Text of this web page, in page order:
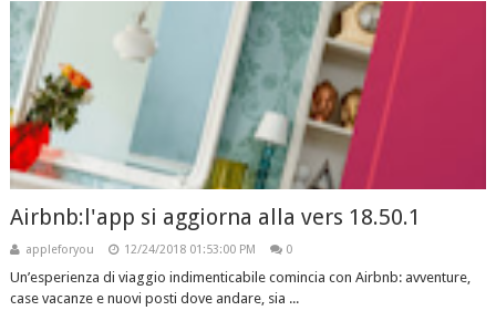
Airbnb:l'app si aggiorna alla vers 18.50.1
appleforyou 12/24/2018 01:53:00 PM 0
Un’esperienza di viaggio indimenticabile comincia con Airbnb: avventure,
case vacanze e nuovi posti dove andare, sia ...